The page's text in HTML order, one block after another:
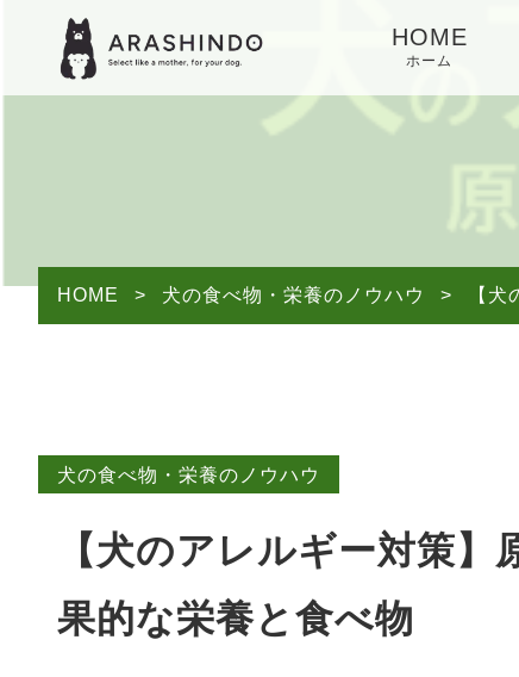
HOME
ホーム
HOME > 犬の食べ物・栄養のノウハウ > 【
犬の食べ物・栄養のノウハウ
【犬のアレルギー対策
果的な栄養と食べ物